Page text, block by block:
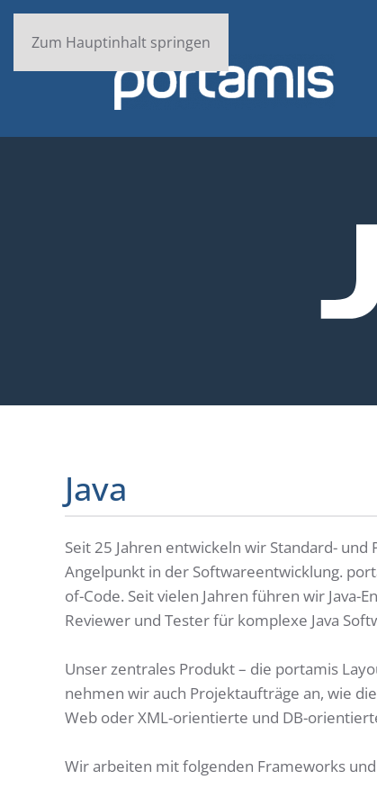
Zum Hauptinhalt springen
Java
Seit 25 Jahren entwickeln wir Standard- und
Angelpunkt in der Softwareentwicklung.
of-Code. Seit vielen Jahren führen wir
Reviewer und Tester für komplexe Java
Unser zentrales Produkt – die portamis
nehmen wir auch Projektaufträge an, wie
Web oder XML-orientierte und DB-
Wir arbeiten mit folgenden Frameworks